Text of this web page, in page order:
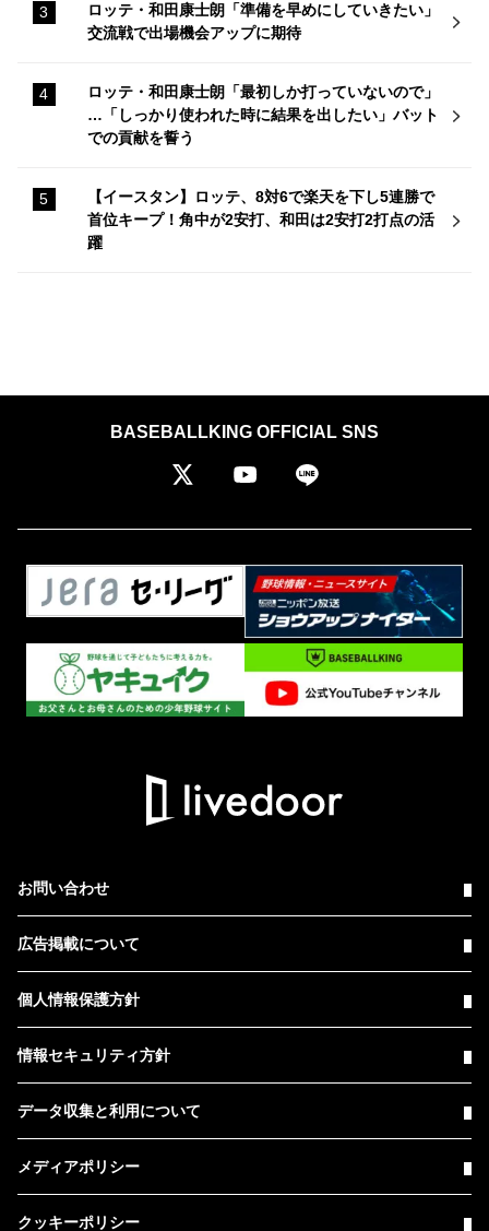
ロッテ・和田康士朗「準備を早めにしていきたい」
交流戦で出場機会アップに期待
ロッテ・和田康士朗「最初しか打っていないので」
…「しっかり使われた時に結果を出したい」バット
での貢献を誓う
【イースタン】ロッテ、8対6で楽天を下し5連勝で
首位キープ！角中が2安打、和田は2安打2打点の活
躍
BASEBALLKING OFFICIAL SNS
お問い合わせ
広告掲載について
個人情報保護方針
情報セキュリティ方針
データ収集と利用について
メディアポリシー
クッキーポリシー